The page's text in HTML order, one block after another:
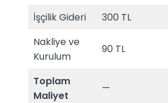
İşçilik Gideri 300 TL
Nakliye ve
Kurulum
90 TL
Toplam
Maliyet
—